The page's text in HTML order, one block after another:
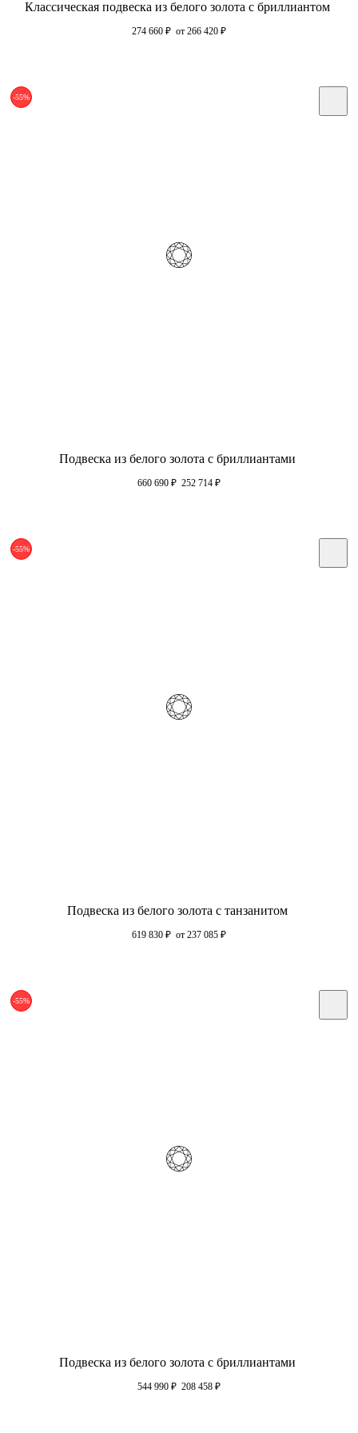
Классическая подвеска из белого золота с бриллиантом
274 660 ₽ от 266 420 ₽
-55%
Подвеска из белого золота с бриллиантами
660 690 ₽ 252 714 ₽
-55%
Подвеска из белого золота с танзанитом
619 830 ₽ от 237 085 ₽
-55%
Подвеска из белого золота с бриллиантами
544 990 ₽ 208 458 ₽